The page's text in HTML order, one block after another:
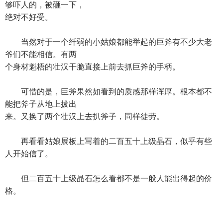
够吓人的，被砸一下，
绝对不好受。
当然对于一个纤弱的小姑娘都能举起的巨斧有不少大老
爷们不能相信。有两
个身材魁梧的壮汉干脆直接上前去抓巨斧的手柄。
可惜的是，巨斧果然如看到的质感那样浑厚。根本都不
能把斧子从地上拔出
来。又换了两个壮汉上去扒斧子，同样徒劳。
再看看姑娘展板上写着的二百五十上级晶石，似乎有些
人开始信了。
但二百五十上级晶石怎么看都不是一般人能出得起的价
格。